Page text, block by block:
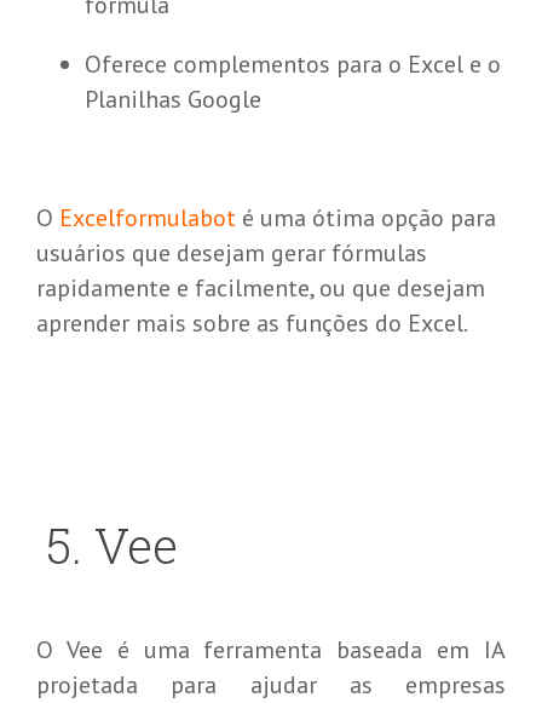
Oferece complementos para o Excel e o
Planilhas Google
O Excelformulaboté uma ótima opção para
usuários que desejam gerar fórmulas
rapidamente e facilmente, ou que desejam
aprender mais sobre as funções do Excel.
5. Vee
O Vee é uma ferramenta baseada em IA
projetada para ajudar as empresas